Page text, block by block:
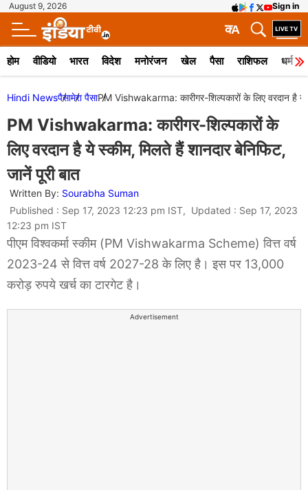
August 9, 2026 Sign in
A
क
होम वीडियो भारत विदेश मनोरंजन खेल पैसा राशिफल धर्म
Hindi Newsपैसामेरा पैसाPM Vishwakarma: कारीगर-शिल्पकारों के लिए वरदान है ये
PM Vishwakarma: कारीगर-शिल्पकारों के
लिए वरदान है ये स्कीम, मिलते हैं शानदार बेनिफिट,
जानें पूरी बात
Written By: Sourabha Suman
Published : Sep 17, 2023 12:23 pm IST, Updated : Sep 17, 2023
12:23 pm IST
पीएम विश्वकर्मा स्कीम (PM Vishwakarma Scheme) वित्त वर्ष
2023-24 से वित्त वर्ष 2027-28 के लिए है। इस पर 13,000
करोड़ रुपये खर्च का टारगेट है।
Advertisement